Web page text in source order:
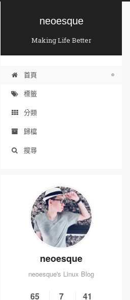
neoesque
Making Life Better
首頁
標籤
分類
歸檔
搜尋
neoesque
neoesque's Linux Blog
65 7 41